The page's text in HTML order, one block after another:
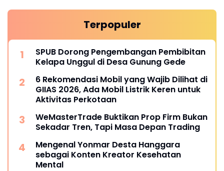
Terpopuler
SPUB Dorong Pengembangan Pembibitan
Kelapa Unggul di Desa Gunung Gede
6 Rekomendasi Mobil yang Wajib Dilihat di
GIIAS 2026, Ada Mobil Listrik Keren untuk
Aktivitas Perkotaan
WeMasterTrade Buktikan Prop Firm Bukan
Sekadar Tren, Tapi Masa Depan Trading
Mengenal Yonmar Desta Hanggara
sebagai Konten Kreator Kesehatan
Mental